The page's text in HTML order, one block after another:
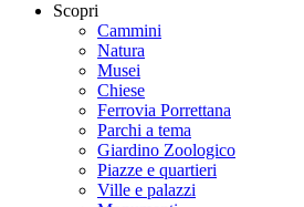
Scopri
Cammini
Natura
Musei
Chiese
Ferrovia Porrettana
Parchi a tema
Giardino Zoologico
Piazze e quartieri
Ville e palazzi